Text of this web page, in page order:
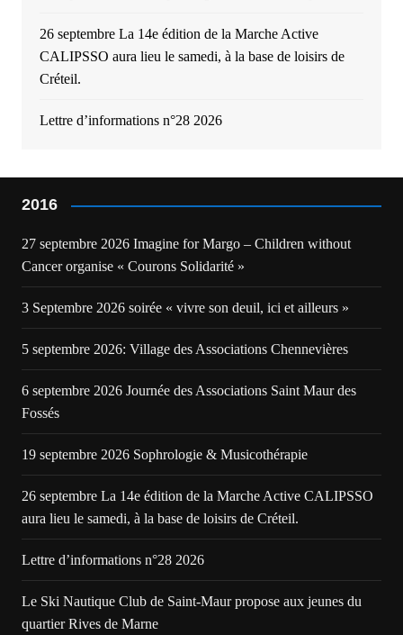
26 septembre La 14e édition de la Marche Active
CALIPSSO aura lieu le samedi, à la base de loisirs de
Créteil.
Lettre d’informations n°28 2026
2016
27 septembre 2026 Imagine for Margo – Children without
Cancer organise « Courons Solidarité »
3 Septembre 2026 soirée « vivre son deuil, ici et ailleurs »
5 septembre 2026: Village des Associations Chennevières
6 septembre 2026 Journée des Associations Saint Maur des
Fossés
19 septembre 2026 Sophrologie & Musicothérapie
26 septembre La 14e édition de la Marche Active CALIPSSO
aura lieu le samedi, à la base de loisirs de Créteil.
Lettre d’informations n°28 2026
Le Ski Nautique Club de Saint-Maur propose aux jeunes du
quartier Rives de Marne